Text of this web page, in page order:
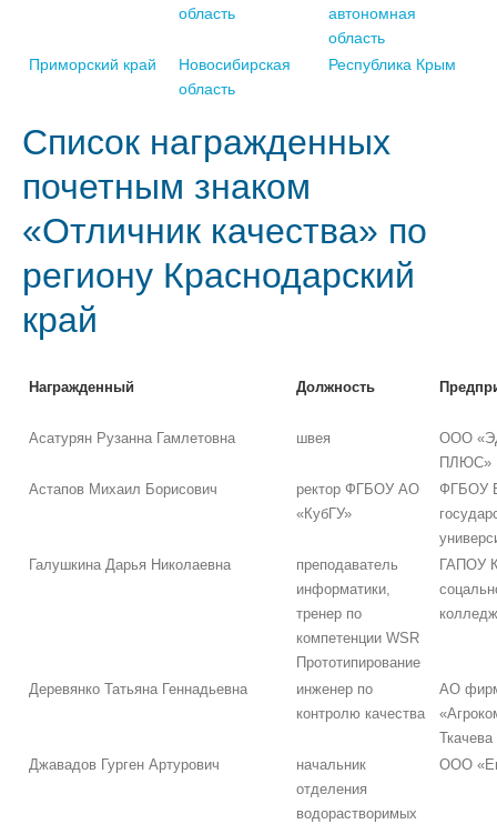
область
автономная
область
Приморский край
Новосибирская
область
Республика Крым
Список награжденных
почетным знаком
«Отличник качества» по
региону Краснодарский
край
Награжденный Должность
Асатурян Рузанна Гамлетовна швея
ООО
ПЛЮС»
Астапов Михаил Борисович
ректор ФГБОУ АО
«КубГУ»
ФГБОУ
Галушкина Дарья Николаевна
преподаватель
информатики,
тренер по
компетенции WSR
Прототипирование
ГАПОУ
Деревянко Татьяна Геннадьевна
инженер по
контролю качества
АО
Ткачева
Джавадов Гурген Артурович
начальник
отделения
водорастворимых
ООО